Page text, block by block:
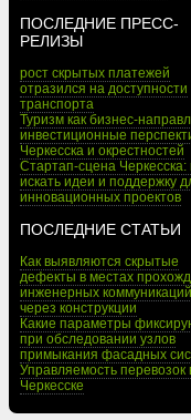
ПОСЛЕДНИЕ ПРЕСС-
РЕЛИЗЫ
рост скрытых платежей
отразился на доступности
транспорта
Туризм как бизнес-
инвестиционные
Черкесска и окрестностей
Стартап-сцена Черкесска:
искать идеи и поддержку
инновационных проектов
ПОСЛЕДНИЕ СТАТЬИ
Как выявляются скрытые
дефекты в местах
инженерных коммуникаций
через конструкции
Какие параметры
при обследовании узлов
примыкания фасадных
Управляемость перевозок
Черкесске